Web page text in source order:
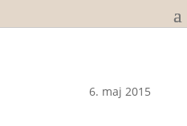
6. maj 2015